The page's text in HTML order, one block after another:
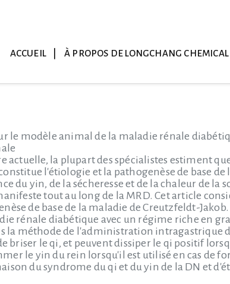
ACCUEIL À PROPOS DE LONGCHANG CHEMICAL
le modèle animal de la maladie rénale
actuelle, la plupart des spécialistes estiment
l'étiologie et la pathogenèse de base
du yin, de la sécheresse et de la chaleur de
tout au long de la MRD. Cet article
de base de la maladie de Creutzfeldt-
rénale diabétique avec un régime riche en
la méthode de l'administration intragastrique
briser le qi, et peuvent dissiper le qi positif
le yin du rein lorsqu'il est utilisé en cas de
du syndrome du qi et du yin de la DN et